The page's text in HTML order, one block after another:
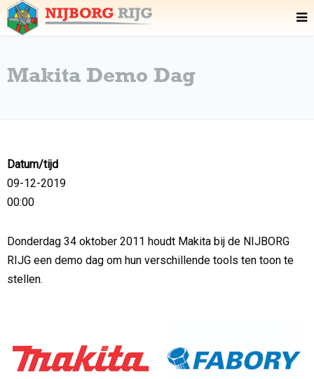
Makita Demo Dag
Datum/tijd
09-12-2019
00:00
Donderdag 34 oktober 2011 houdt Makita bij de NIJBORG
RIJG een demo dag om hun verschillende tools ten toon te
stellen.